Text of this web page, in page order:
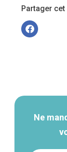
Partager cet
Ne